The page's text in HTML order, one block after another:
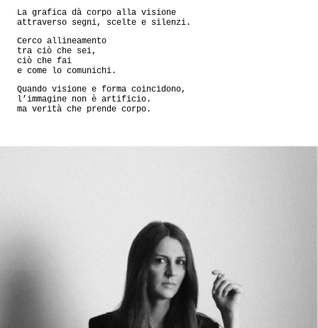
La grafica dà corpo alla visione
attraverso segni, scelte e silenzi.
Cerco allineamento
tra ciò che sei,
ciò che fai
e come lo comunichi.
Quando visione e forma coincidono,
l’immagine non è artificio.
ma verità che prende corpo.